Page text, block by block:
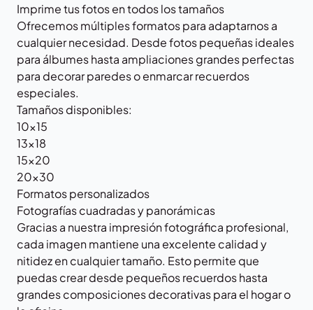
Imprime tus fotos en todos los tamaños
Ofrecemos múltiples formatos para adaptarnos a
cualquier necesidad. Desde fotos pequeñas ideales
para álbumes hasta ampliaciones grandes perfectas
para decorar paredes o enmarcar recuerdos
especiales.
Tamaños disponibles:
10×15
13×18
15×20
20×30
Formatos personalizados
Fotografías cuadradas y panorámicas
Gracias a nuestra impresión fotográfica profesional,
cada imagen mantiene una excelente calidad y
nitidez en cualquier tamaño. Esto permite que
puedas crear desde pequeños recuerdos hasta
grandes composiciones decorativas para el hogar o